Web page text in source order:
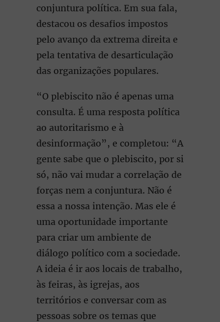
conjuntura política. Em sua fala,
destacou os desafios impostos
pelo avanço da extrema direita e
pela tentativa de desarticulação
das organizações populares.
“O plebiscito não é apenas uma
consulta. É uma resposta política
ao autoritarismo e à
desinformação”, e completou: “A
gente sabe que o plebiscito, por si
só, não vai mudar a correlação de
forças nem a conjuntura. Não é
essa a nossa intenção. Mas ele é
uma oportunidade importante
para criar um ambiente de
diálogo político com a sociedade.
A ideia é ir aos locais de trabalho,
às feiras, às igrejas, aos
territórios e conversar com as
pessoas sobre os temas que